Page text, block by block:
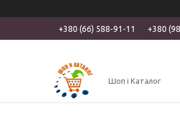
+380 (66) 588-91-11 +380
Шоп і Каталог